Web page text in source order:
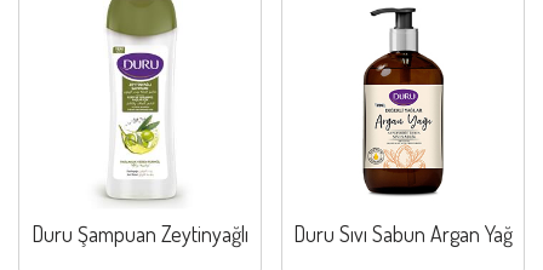
Duru Şampuan Zeytinyağlı Duru Sıvı Sabun Argan Yağ